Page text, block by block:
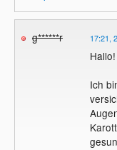
g******r 17:21,
Hallo!
Ich